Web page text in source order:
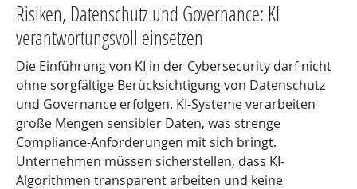
Risiken, Datenschutz und Governance: KI
verantwortungsvoll einsetzen
Die Einführung von KI in der Cybersecurity darf nicht
ohne sorgfältige Berücksichtigung von Datenschutz
und Governance erfolgen. KI-Systeme verarbeiten
große Mengen sensibler Daten, was strenge
Compliance-Anforderungen mit sich bringt.
Unternehmen müssen sicherstellen, dass KI-
Algorithmen transparent arbeiten und keine